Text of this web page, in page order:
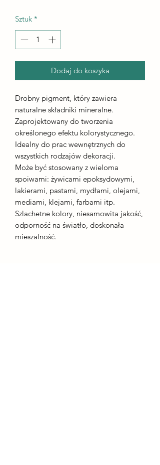
Sztuk *
Dodaj do koszyka
Drobny pigment, który zawiera
naturalne składniki mineralne.
Zaprojektowany do tworzenia
określonego efektu kolorystycznego.
Idealny do prac wewnętrznych do
wszystkich rodzajów dekoracji.
Może być stosowany z wieloma
spoiwami: żywicami epoksydowymi,
lakierami, pastami, mydłami, olejami,
mediami, klejami, farbami itp.
Szlachetne kolory, niesamowita jakość,
odporność na światło, doskonała
mieszalność.